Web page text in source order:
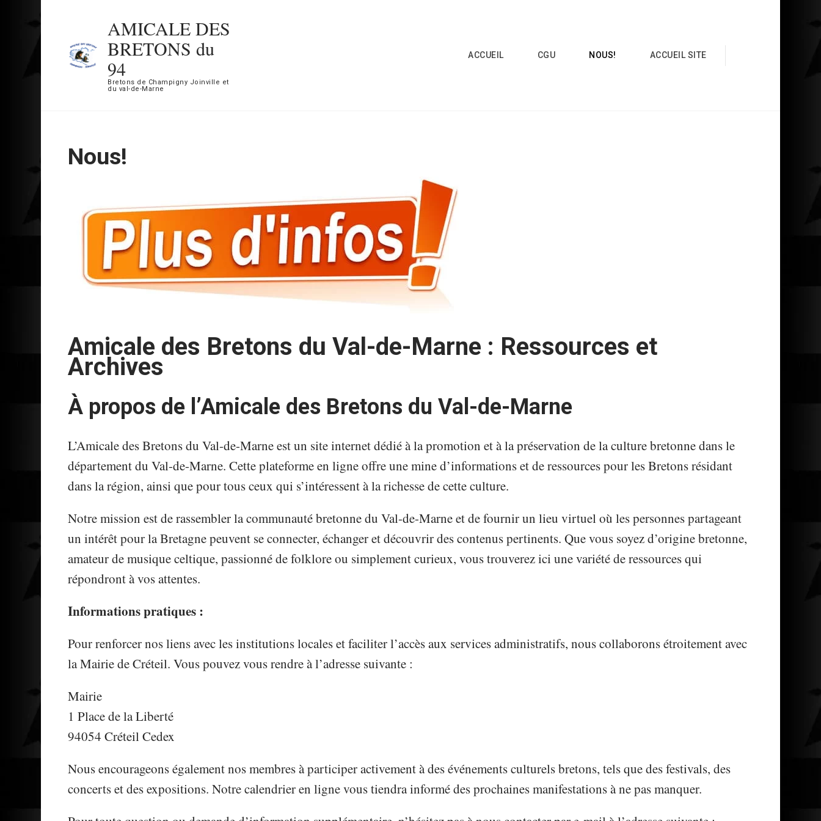
contenu
(Pressez
AMICALE DES
BRETONS du
94
Bretons de Champigny Joinville et
du val-de-Marne
ACCUEIL CGU NOUS! ACCUEIL SITE
Nous!
Amicale des Bretons du Val-de-Marne : Ressources et
Archives
À propos de l’Amicale des Bretons du Val-de-Marne
L’Amicale des Bretons du Val-de-Marne est un site internet dédié à la promotion et à la préservation de la culture bretonne dans le
département du Val-de-Marne. Cette plateforme en ligne offre une mine d’informations et de ressources pour les Bretons résidant
dans la région, ainsi que pour tous ceux qui s’intéressent à la richesse de cette culture.
Notre mission est de rassembler la communauté bretonne du Val-de-Marne et de fournir un lieu virtuel où les personnes partageant
un intérêt pour la Bretagne peuvent se connecter, échanger et découvrir des contenus pertinents. Que vous soyez d’origine bretonne,
amateur de musique celtique, passionné de folklore ou simplement curieux, vous trouverez ici une variété de ressources qui
répondront à vos attentes.
Informations pratiques :
Pour renforcer nos liens avec les institutions locales et faciliter l’accès aux services administratifs, nous collaborons étroitement avec
la Mairie de Créteil. Vous pouvez vous rendre à l’adresse suivante :
Mairie
1 Place de la Liberté
94054 Créteil Cedex
Nous encourageons également nos membres à participer activement à des événements culturels bretons, tels que des festivals, des
concerts et des expositions. Notre calendrier en ligne vous tiendra informé des prochaines manifestations à ne pas manquer.